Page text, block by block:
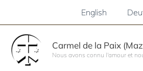
contenu
English
Carmel de la Paix
Nous avons connu l'amour et